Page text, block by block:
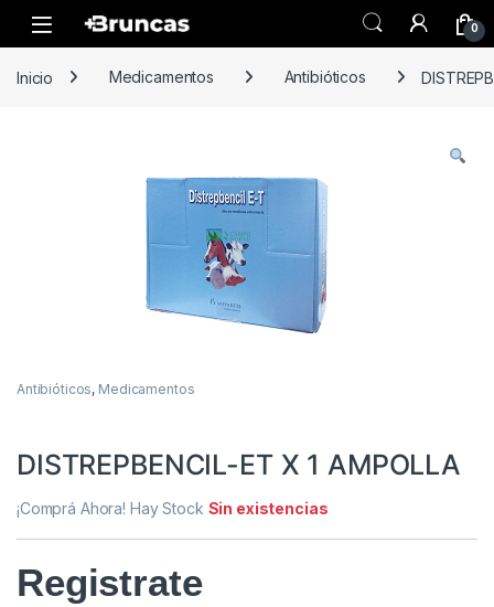
Skip to navigation
Skip to content
0
Inicio Medicamentos Antibióticos
Antibióticos, Medicamentos
DISTREPBENCIL-ET X 1 AMPOLLA
¡Comprá Ahora! Hay Stock Sin existencias
Registrate